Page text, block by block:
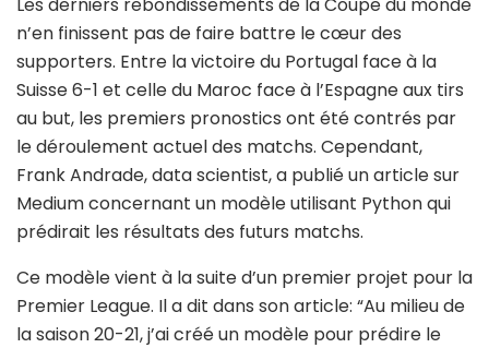
n’en finissent pas de faire battre le cœur des
supporters. Entre la victoire du Portugal face à la
Suisse 6-1 et celle du Maroc face à l’Espagne aux tirs
au but, les premiers pronostics ont été contrés par
le déroulement actuel des matchs. Cependant,
Frank Andrade, data scientist, a publié un article sur
Medium concernant un modèle utilisant Python qui
prédirait les résultats des futurs matchs.
Ce modèle vient à la suite d’un premier projet pour la
Premier League. Il a dit dans son article: “Au milieu de
la saison 20-21, j’ai créé un modèle pour prédire le